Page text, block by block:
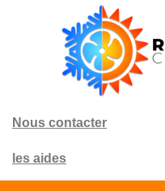
Nous contacter
les aides